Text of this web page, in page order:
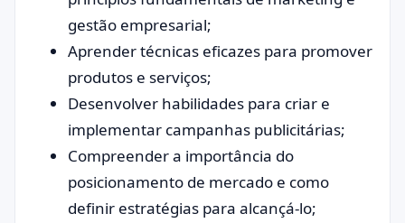
gestão empresarial;
Aprender técnicas eficazes para promover
produtos e serviços;
Desenvolver habilidades para criar e
implementar campanhas publicitárias;
Compreender a importância do
posicionamento de mercado e como
definir estratégias para alcançá-lo;